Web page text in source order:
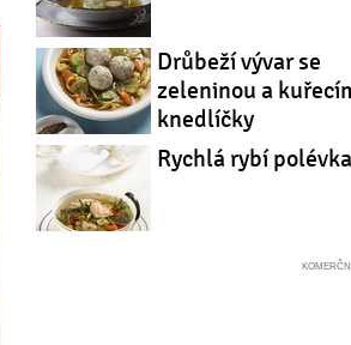
Drůbeží vývar se
zeleninou a
knedlíčky
Rychlá rybí polévka